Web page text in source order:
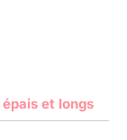
et longs